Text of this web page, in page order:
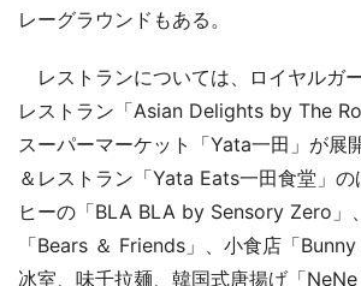
レーグラウンドもある。
レストランについては、ロイヤルガ
レストラン「Asian Delights by The
スーパーマーケット「Yata一田」が展
＆レストラン「Yata Eats一田食堂」
ヒーの「BLA BLA by Sensory Zero」
「Bears ＆ Friends」、小食店「
冰室、味千拉麺、韓国式唐揚げ「